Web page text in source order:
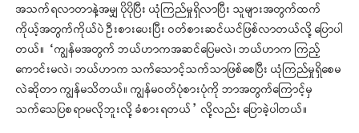
အသက်ရလာတာနဲ့အမျှ ပိုပိုပြီး ယုံကြည်မှုရှိလာပြီး သူများအတွက်ထက်
ကိုယ့်အတွက်ကိုယ်ပဲ ဦးစားပေးပြီး ဝတ်စားဆင်ယင်ဖြစ်လာတယ်လို့ ပြောပါ
တယ်။ “ကျွန်မအတွက် ဘယ်ဟာကအဆင်ပြေမလဲ၊ ဘယ်ဟာက ကြည့်
ကောင်းမလဲ၊ ဘယ်ဟာက သက်သောင့်သက်သာဖြစ်စေပြီး ယုံကြည်မှုရှိစေမ
လဲဆိုတာ ကျွန်မသိတယ်။ ကျွန်မဝတ်ပုံစားပုံကို ဘာအတွက်ကြောင့်မှ
သက်သေပြစရာမလိုဘူးလို့ ခံစားရတယ်” လို့လည်း ပြောခဲ့ပါတယ်။